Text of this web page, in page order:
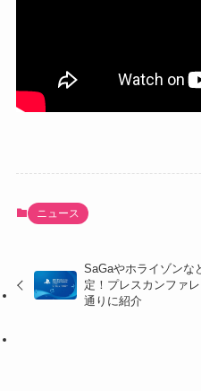
ニュース
SaGaやホライゾンな
定！プレスカンファ
通りに紹介